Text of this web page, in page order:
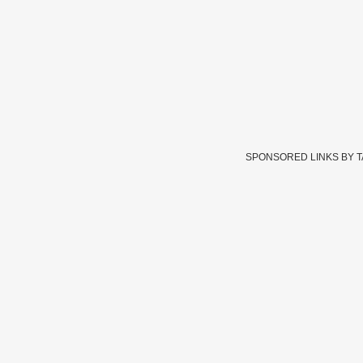
SPONSORED LINKS BY